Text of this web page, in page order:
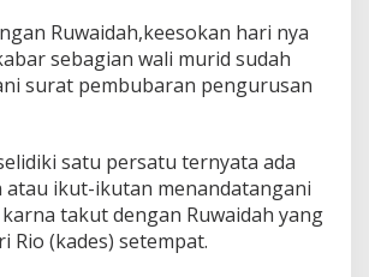
r
i
d
T
d
a
T
a
n
Ruwaidah,keesokan hari nya
sebagian wali murid sudah
surat pembubaran pengurusan
satu persatu ternyata ada
atau ikut-ikutan menandatangani
takut dengan Ruwaidah yang
Rio (kades) setempat.